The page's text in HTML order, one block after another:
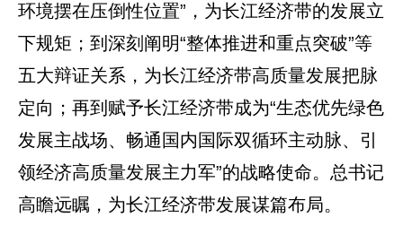
环境摆在压倒性位置”，为长江经济带的发展立
下规矩；到深刻阐明“整体推进和重点突破”等
五大辩证关系，为长江经济带高质量发展把脉
定向；再到赋予长江经济带成为“生态优先绿色
发展主战场、畅通国内国际双循环主动脉、引
领经济高质量发展主力军”的战略使命。总书记
高瞻远瞩，为长江经济带发展谋篇布局。